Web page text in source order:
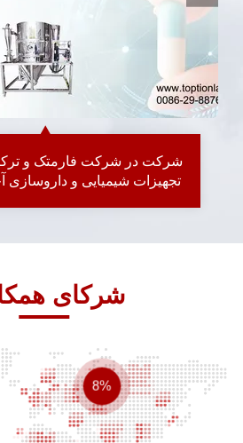
تجهیزات شیمیایی و داروسازی
شرکای
8%